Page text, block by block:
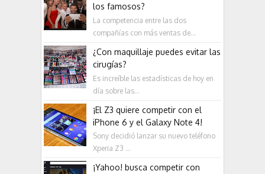
los famosos?
La competencia entre las dos
compañías con más ventas de...
¿Con maquillaje puedes evitar las
cirugías?
Es increíble las estadísticas de hoy en
día sobre las...
¡El Z3 quiere competir con el
iPhone 6 y el Galaxy Note 4!
Sony decidió lanzar su nuevo teléfono
Xperia Z3 ...
¡Yahoo! busca competir con